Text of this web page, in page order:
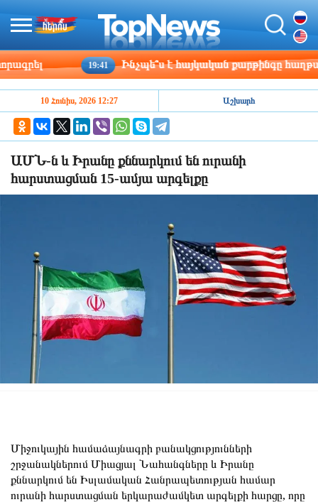
19:41 Ինչպե՞ս է հայկական քարթինգը
10 Հունիս, 2026 12:27 Աշխարհ
ԱՄՆ-ն և Իրանը քննարկում են ուրանի
հարստացման 15-ամյա արգելքը
Միջուկային համաձայնագրի բանակցությունների
շրջանակներում Միացյալ Նահանգները և Իրանը
քննարկում են Իսլամական Հանրապետության համար
ուրանի հարստացման երկարաժամկետ արգելքի հարցը, որը